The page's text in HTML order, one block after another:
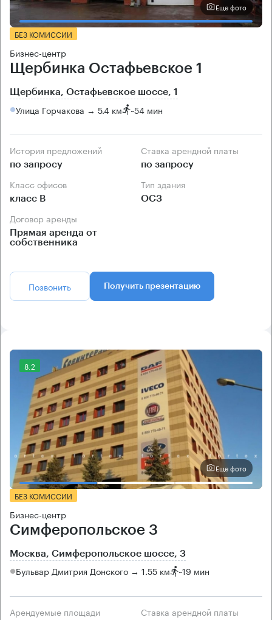
Еще фото
БЕЗ КОМИССИИ
Бизнес-центр
Щербинка Остафьевское 1
Щербинка, Остафьевское шоссе, 1
Улица Горчакова → 5.4 км ~54 мин
История предложений
по запросу
Ставка арендной платы
по запросу
Класс офисов
класс B
Тип здания
ОСЗ
Договор аренды
Прямая аренда от
собственника
Позвонить Получить презентацию
8.2
Еще фото
БЕЗ КОМИССИИ
Бизнес-центр
Симферопольское 3
Москва, Симферопольское шоссе, 3
Бульвар Дмитрия Донского → 1.55 км ~19 мин
Арендуемые площади Ставка арендной платы